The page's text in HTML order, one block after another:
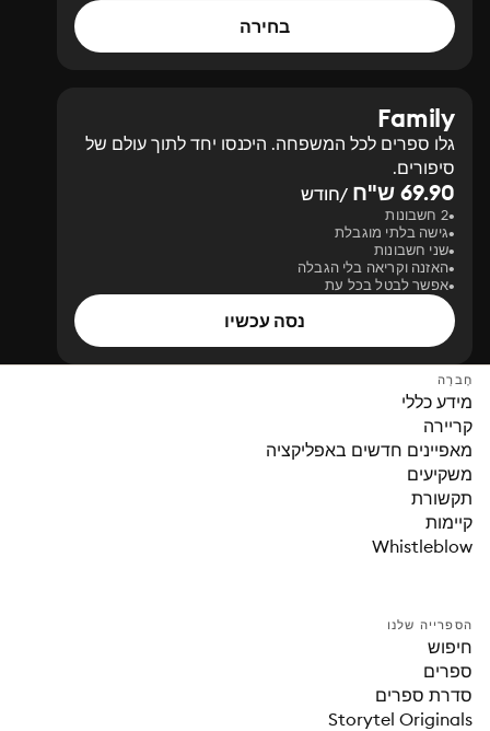
בחירה
Family
גלו ספרים לכל המשפחה. היכנסו יחד לתוך עולם של
סיפורים.
69.90 ש"ח /חודש
2 חשבונות
גישה בלתי מוגבלת
שני חשבונות
האזנה וקריאה בלי הגבלה
אפשר לבטל בכל עת
נסה עכשיו
חֶברָה
מידע כללי
קריירה
מאפיינים חדשים באפליקציה
משקיעים
תקשורת
קיימות
Whistleblow
הספרייה שלנו
חיפוש
ספרים
סדרת ספרים
Storytel Originals